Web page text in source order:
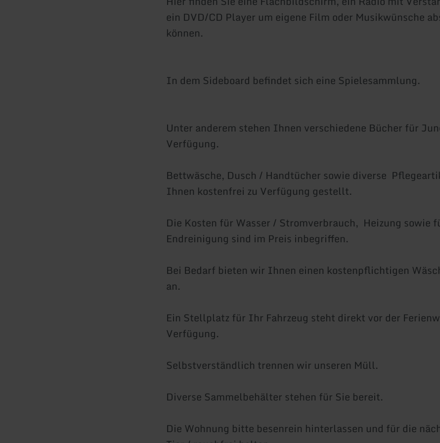
ein DVD/CD Player um eigene Film oder Musikwünsche
können.
In dem Sideboard befindet sich eine Spielesammlung.
Unter anderem stehen Ihnen verschiedene Bücher für
Verfügung.
Bettwäsche, Dusch / Handtücher sowie diverse
Ihnen kostenfrei zu Verfügung gestellt.
Die Kosten für Wasser / Stromverbrauch, Heizung sowie
Endreinigung sind im Preis inbegriffen.
Bei Bedarf bieten wir Ihnen einen kostenpflichtigen
an.
Ein Stellplatz für Ihr Fahrzeug steht direkt vor der
Verfügung.
Selbstverständlich trennen wir unseren Müll.
Diverse Sammelbehälter stehen für Sie bereit.
Die Wohnung bitte besenrein hinterlassen und für die